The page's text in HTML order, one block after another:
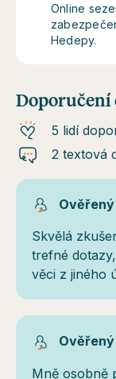
Online
Hedepy.
5 lidí
2 textová
Skvělá
trefné
věci z jiného
Mně osobně